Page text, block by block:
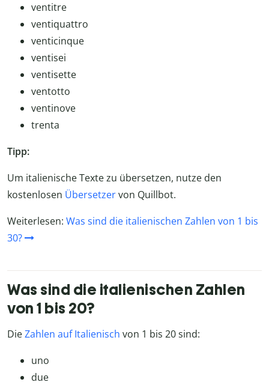
ventitre
ventiquattro
venticinque
ventisei
ventisette
ventotto
ventinove
trenta
Tipp:
Um italienische Texte zu übersetzen, nutze den
kostenlosen Übersetzervon Quillbot.
Weiterlesen: Was sind die italienischen Zahlen von 1 bis
30?
Was sind die italienischen Zahlen
von 1 bis 20?
DieZahlen auf Italienisch von 1 bis 20 sind:
uno
due